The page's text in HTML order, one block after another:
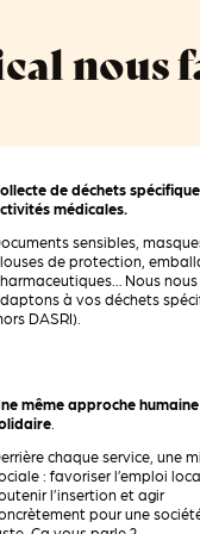
nous
de déchets
médicales.
sensibles,
de protection,
Nous nous
à vos déchets
DASRI).
même approche
.
chaque service, une
: favoriser l’emploi
l’insertion et agir
pour une